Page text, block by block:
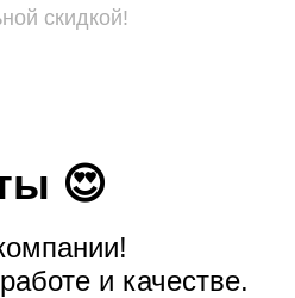
скидкой!
😍
и качестве.